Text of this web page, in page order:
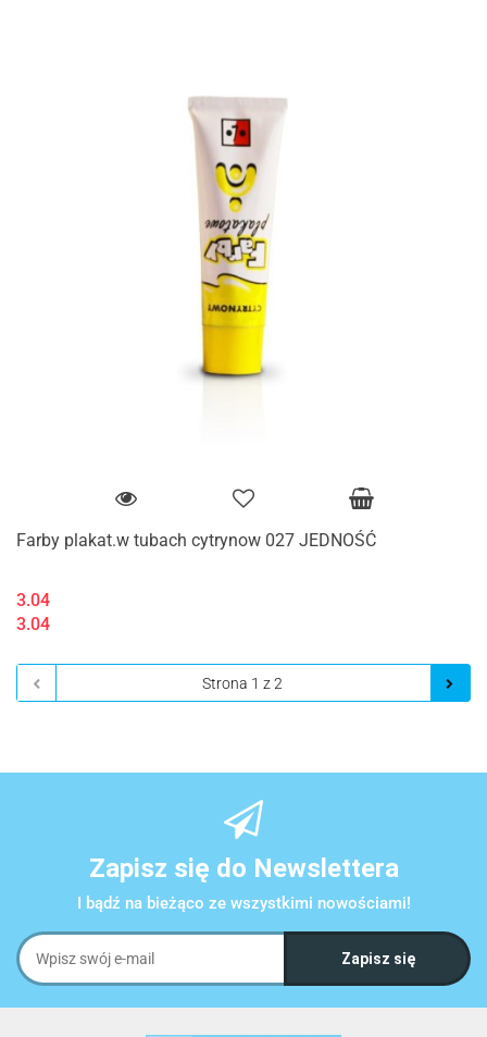
Farby plakat.w tubach cytrynow 027 JEDNOŚĆ
3.04
3.04
Zapisz się do Newslettera
I bądź na bieżąco ze wszystkimi nowościami!